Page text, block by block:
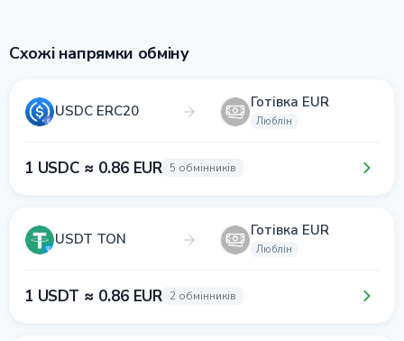
Схожі напрямки обміну
USDC ERC20 Готівка EUR
Люблін
1 USDC ≈ 0.86 EUR 5 обмінників
USDT TON Готівка EUR
Люблін
1 USDT ≈ 0.86 EUR 2 обмінників